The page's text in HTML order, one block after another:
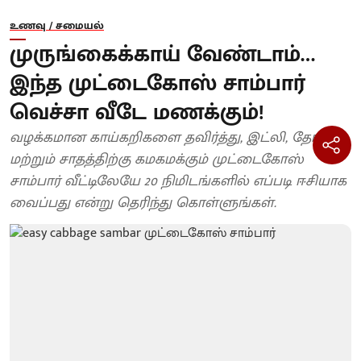
உணவு / சமையல்
முருங்கைக்காய் வேண்டாம்…
இந்த முட்டைகோஸ் சாம்பார்
வெச்சா வீடே மணக்கும்!
வழக்கமான காய்கறிகளை தவிர்த்து, இட்லி, தோசை
மற்றும் சாதத்திற்கு கமகமக்கும் முட்டைகோஸ்
சாம்பார் வீட்டிலேயே 20 நிமிடங்களில் எப்படி ஈசியாக
வைப்பது என்று தெரிந்து கொள்ளுங்கள்.